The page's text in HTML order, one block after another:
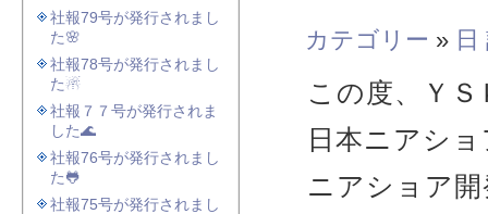
カテゴリー » 日
この度、Ｙ
日本ニアシ
ニアショア
社報79号が発行されまし
た🌸
社報78号が発行されまし
た☃
社報７７号が発行されま
した🌊
社報76号が発行されまし
た🐸
社報75号が発行されまし